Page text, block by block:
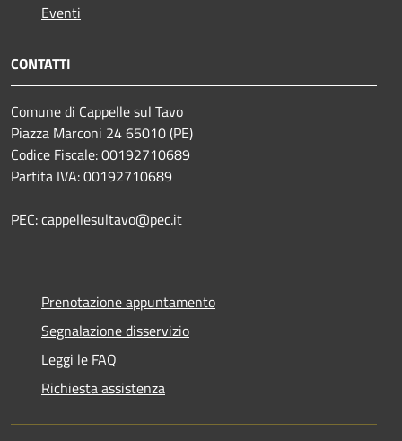
Eventi
CONTATTI
Comune di Cappelle sul Tavo
Piazza Marconi 24 65010 (PE)
Codice Fiscale: 00192710689
Partita IVA: 00192710689
PEC: cappellesultavo@pec.it
Prenotazione appuntamento
Segnalazione disservizio
Leggi le FAQ
Richiesta assistenza